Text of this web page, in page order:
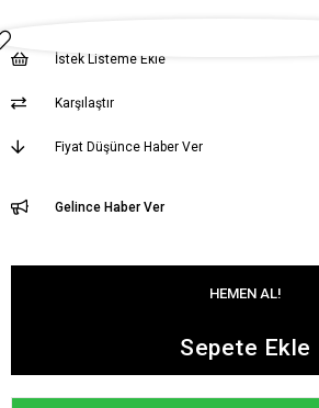
İstek Listeme Ekle
Karşılaştır
Fiyat Düşünce Haber Ver
Gelince Haber Ver